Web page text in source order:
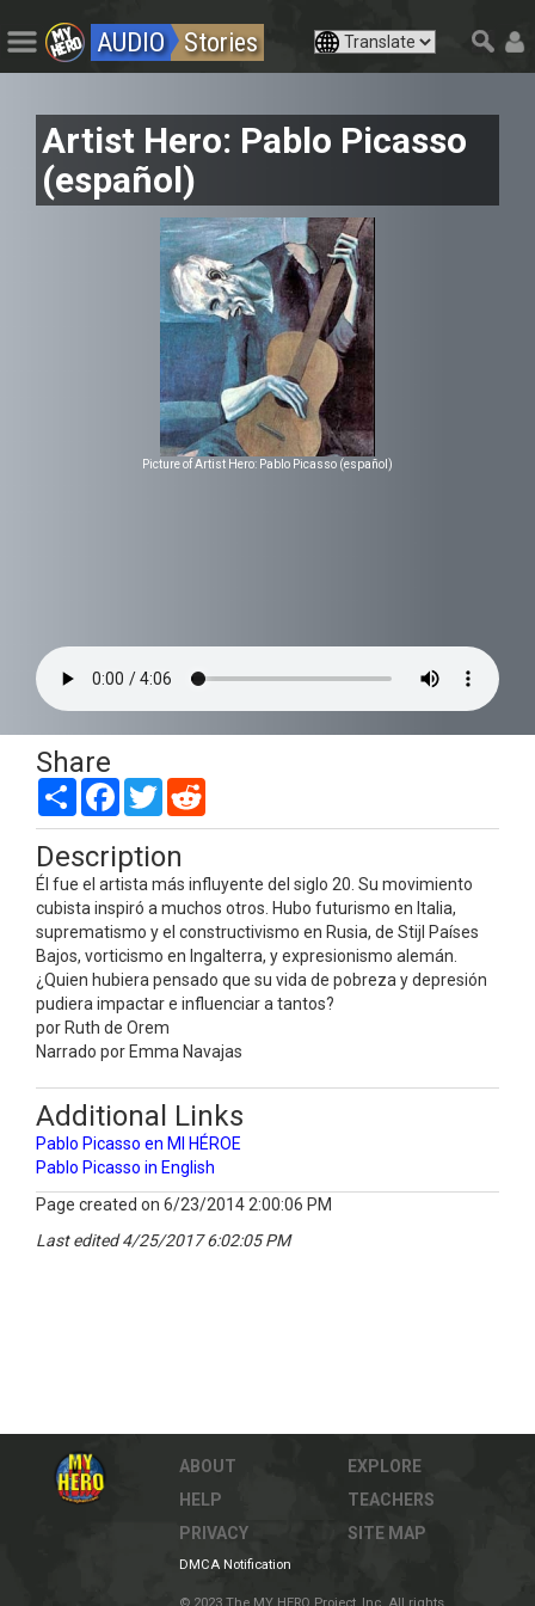
AUDIO Stories
Artist Hero: Pablo Picasso
(español)
Picture of Artist Hero: Pablo Picasso (español)
Share
Share Facebook
Twitter
Description
Él fue el artista más influyente del siglo 20. Su movimiento
cubista inspiró a muchos otros. Hubo futurismo en Italia,
suprematismo y el constructivismo en Rusia, de Stijl Países
Bajos, vorticismo en Ingalterra, y expresionismo alemán.
¿Quien hubiera pensado que su vida de pobreza y depresión
pudiera impactar e influenciar a tantos?
por Ruth de Orem
Narrado por Emma Navajas
Additional Links
Pablo Picasso en MI HÉROE
Pablo Picasso in English
Page created on 6/23/2014 2:00:06 PM
Last edited 4/25/2017 6:02:05 PM
ABOUT
HELP
PRIVACY
EXPLORE
TEACHERS
SITE MAP
DMCA Notification